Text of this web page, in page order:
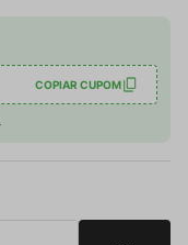
COPIAR CUPOM